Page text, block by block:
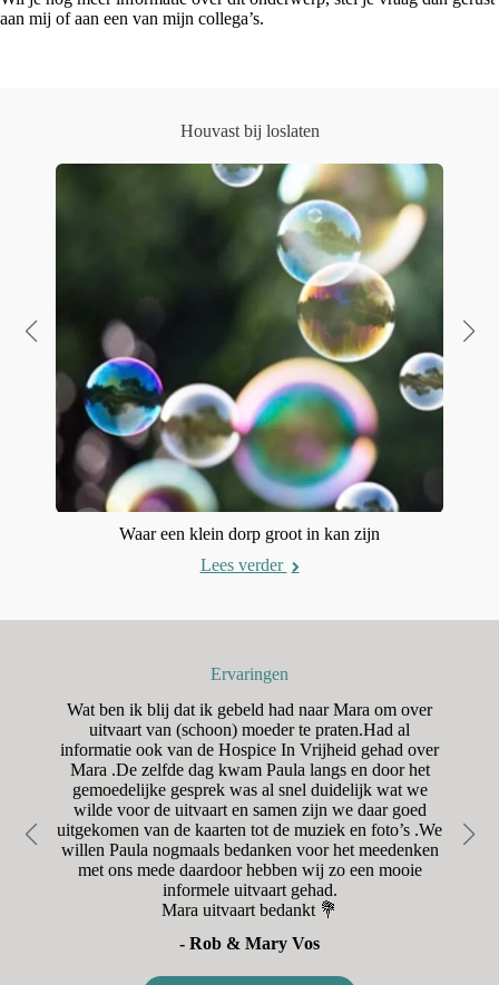
aan mij of aan een van mijn collega’s.
Houvast bij loslaten
Waar een klein dorp groot in kan zijn
Lees verder
Ervaringen
Wat ben ik blij dat ik gebeld had naar Mara om over
uitvaart van (schoon) moeder te praten.Had al
informatie ook van de Hospice In Vrijheid gehad over
Mara .De zelfde dag kwam Paula langs en door het
gemoedelijke gesprek was al snel duidelijk wat we
wilde voor de uitvaart en samen zijn we daar goed
uitgekomen van de kaarten tot de muziek en foto’s .We
willen Paula nogmaals bedanken voor het meedenken
met ons mede daardoor hebben wij zo een mooie
informele uitvaart gehad.
Mara uitvaart bedankt 💐
- Rob & Mary Vos